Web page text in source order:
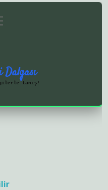
Politikası
tanış!